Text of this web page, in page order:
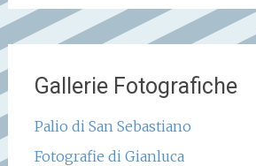
Gallerie Fotografiche
Palio di San Sebastiano
Fotografie di Gianluca